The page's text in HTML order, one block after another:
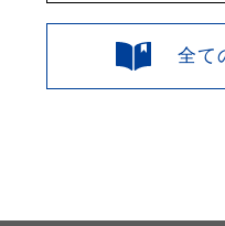
全て